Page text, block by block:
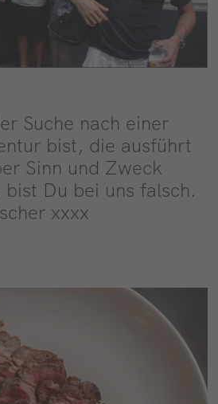
Suche nach einer
bist, die ausführt
Sinn und Zweck
bist Du bei uns falsch.
xxxx